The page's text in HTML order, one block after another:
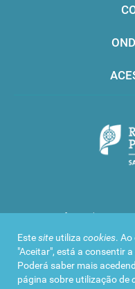
Estesite utiliza cookies. Ao
"Aceitar", está a consentir
Poderá saber mais
página sobre utilização de
Infarmed © 2016.